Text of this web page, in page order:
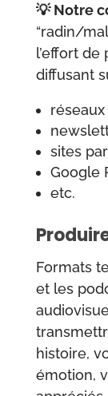
💡 Notre
“radin/
l’effort de
diffusant
réseaux
sites
Google
etc.
Formats
et les
histoire,
émotion,